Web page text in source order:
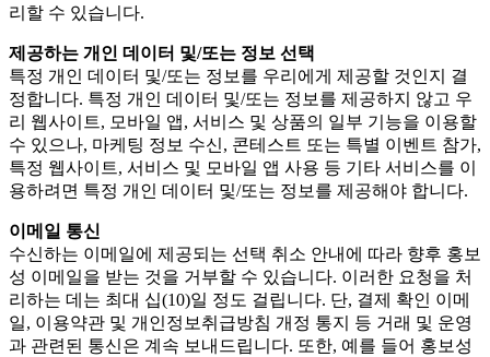
리할 수 있습니다.
제공하는 개인 데이터 및/또는 정보 선택
특정 개인 데이터 및/또는 정보를 우리에게 제공할 것인지 결
정합니다. 특정 개인 데이터 및/또는 정보를 제공하지 않고 우
리 웹사이트, 모바일 앱, 서비스 및 상품의 일부 기능을 이용할
수 있으나, 마케팅 정보 수신, 콘테스트 또는 특별 이벤트 참가,
특정 웹사이트, 서비스 및 모바일 앱 사용 등 기타 서비스를 이
용하려면 특정 개인 데이터 및/또는 정보를 제공해야 합니다.
이메일 통신
수신하는 이메일에 제공되는 선택 취소 안내에 따라 향후 홍보
성 이메일을 받는 것을 거부할 수 있습니다. 이러한 요청을 처
리하는 데는 최대 십(10)일 정도 걸립니다. 단, 결제 확인 이메
일, 이용약관 및 개인정보취급방침 개정 통지 등 거래 및 운영
과 관련된 통신은 계속 보내드립니다. 또한, 예를 들어 홍보성